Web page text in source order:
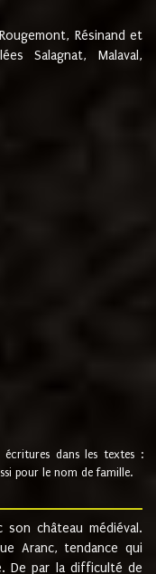
Résinand et
Salagnat, Malaval,
dans les textes :
pour le nom de famille.
château médiéval.
Aranc, tendance qui
De par la difficulté de